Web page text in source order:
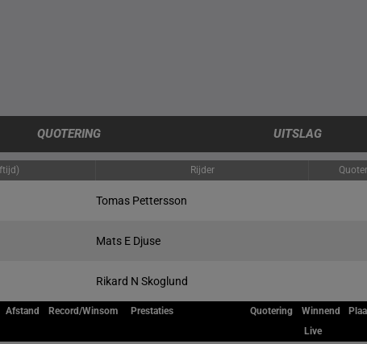
QUOTERING UITSLAG
Rijder
Tomas Pettersson
Mats E Djuse
Rikard N Skoglund
Afstand Record/Winsom Prestaties Quotering Winnend
Live